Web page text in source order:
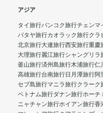
アジア
タイ旅行バンコク旅行チェンマ
パタヤ旅行カオラック旅行クラ
北京旅行大連旅行西安旅行重慶
大理旅行麗江旅行シャングリラ
釜山旅行済州島旅行木浦旅行仁
高雄旅行台南旅行日月潭旅行阿
セブ島旅行マニラ旅行クラーク
ベトナム旅行ダナン旅行ホーチ
ニャチャン旅行ホイアン旅行香